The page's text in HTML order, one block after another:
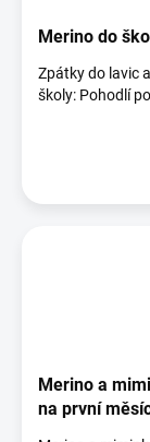
Merino do
Zpátky do lavic
školy: Pohodlí
Merino a
na první